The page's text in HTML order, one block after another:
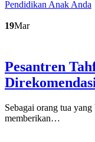
19Mar
Pesantren
Sebagai orang tua
memberikan…